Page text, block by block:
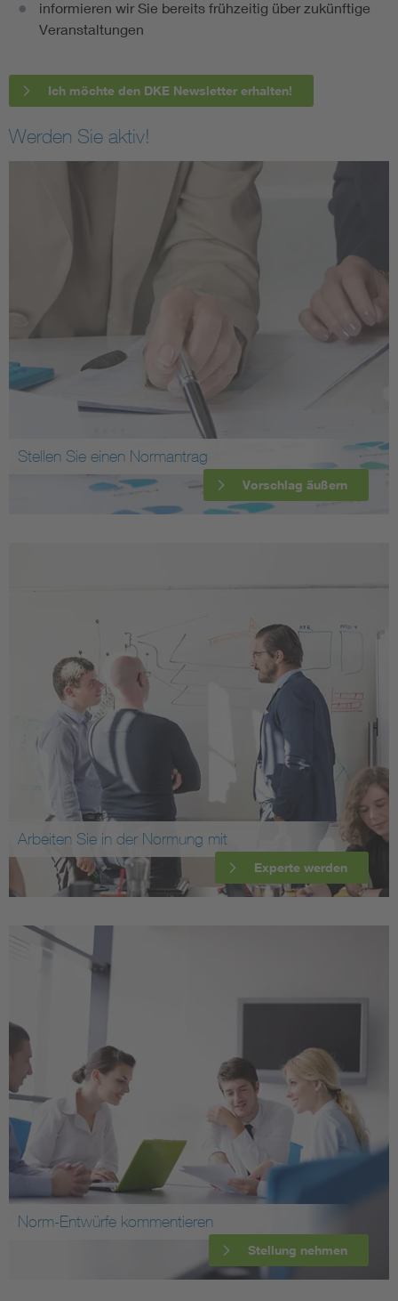
informieren wir Sie bereits frühzeitig über zukünftige
Veranstaltungen
Ich möchte den DKE Newsletter erhalten!
Werden Sie aktiv!
Stellen Sie einen Normantrag
Vorschlag äußern
Arbeiten Sie in der Normung mit
Experte werden
Norm-Entwürfe kommentieren
Stellung nehmen